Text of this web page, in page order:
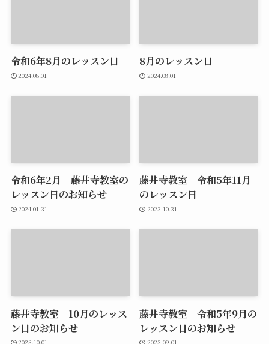
令和6年8月のレッスン日
2024.08.01
8月のレッスン日
2024.08.01
令和6年2月 藤井寺教室の
レッスン日のお知らせ
2024.01.31
藤井寺教室 令和5年11月
のレッスン日
2023.10.31
藤井寺教室 10月のレッス
ン日のお知らせ
2023.10.01
藤井寺教室 令和5年9月の
レッスン日のお知らせ
2023.09.01